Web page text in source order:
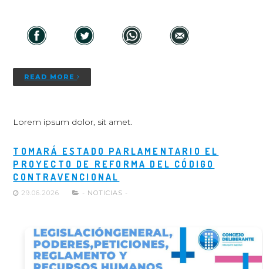
READ MORE
Lorem ipsum dolor, sit amet.
TOMARÁ ESTADO PARLAMENTARIO EL
PROYECTO DE REFORMA DEL CÓDIGO
CONTRAVENCIONAL
29.06.2026 - NOTICIAS -